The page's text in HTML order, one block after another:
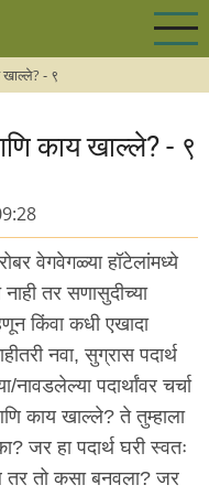
- ९
काय खाल्ले? - ९
वेगवेगळ्या हॉटेलांमध्ये
तर सणासुदीच्या
किंवा कधी एखादा
नवा, सुग्रास पदार्थ
पदार्थांवर चर्चा
काय खाल्ले? ते तुम्हाला
हा पदार्थ घरी स्वतः
तर तो कसा बनवला? जर